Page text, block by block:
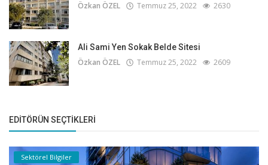
Özkan ÖZEL Temmuz 25, 2022 2630
Ali Sami Yen Sokak Belde Sitesi
Özkan ÖZEL Temmuz 25, 2022 2609
EDITÖRÜN SEÇTIKLERI
Sektörel Bilgiler